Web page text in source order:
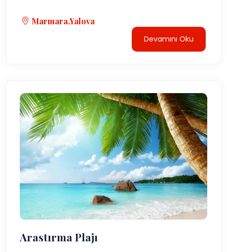
Marmara,Yalova
Devamını Oku
Arastırma Plajı